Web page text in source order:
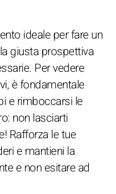
ideale per fare un
giusta prospettiva
Per vedere
è fondamentale
e rimboccarsi le
non lasciarti
Rafforza le tue
e mantieni la
e non esitare ad